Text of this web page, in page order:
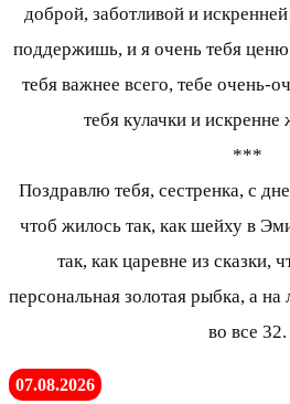
доброй, заботливой и
поддержишь, и я очень тебя
тебя важнее всего, тебе очень-
тебя кулачки и искренне
***
Поздравлю тебя, сестренка, с
чтоб жилось так, как шейху в
так, как царевне из сказки,
персональная золотая рыбка, а на
во все 32.
07.08.2026